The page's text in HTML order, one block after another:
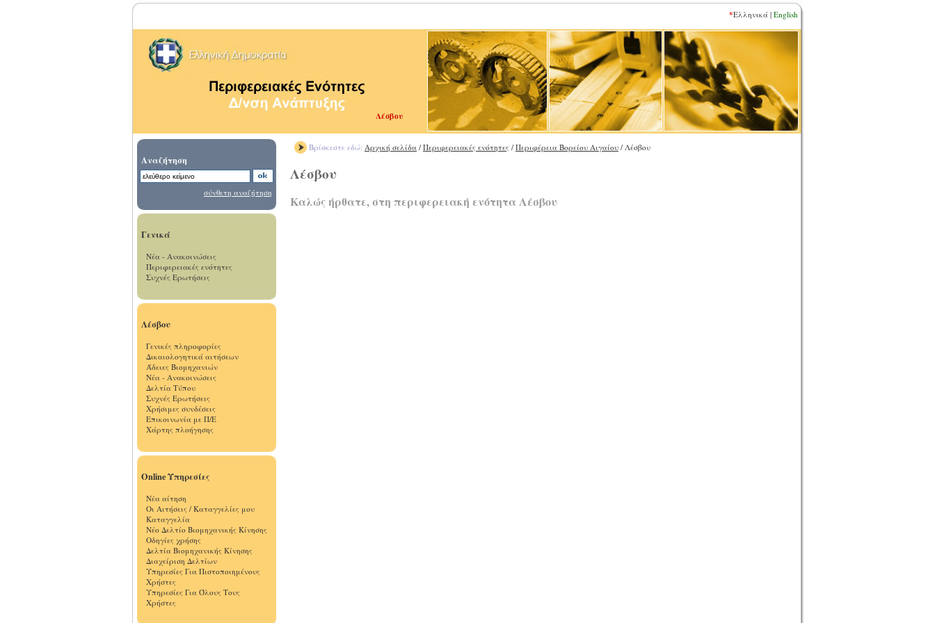
*Ελληνικά | English
Λέσβου
Αναζήτηση
σύνθετη αναζήτηση
Γενικά
Νέα - Ανακοινώσεις
Περιφερειακές ενότητες
Συχνές Ερωτήσεις
Λέσβου
Γενικές πληροφορίες
Δικαιολογητικά αιτήσεων
Άδειες Βιομηχανιών
Νέα - Ανακοινώσεις
Δελτία Τύπου
Συχνές Ερωτήσεις
Χρήσιμες συνδέσεις
Επικοινωνία με Π/Ε
Χάρτης πλοήγησης
Online Υπηρεσίες
Νέα αίτηση
Οι Αιτήσεις / Καταγγελίες μου
Καταγγελία
Νέο Δελτίο Βιομηχανικής Κίνησης
Οδηγίες χρήσης
Δελτία Βιομηχανικής Κίνησης
Διαχείριση Δελτίων
Υπηρεσίες Για Πιστοποιημένους
Χρήστες
Υπηρεσίες Για Όλους Τους
Χρήστες
Βρίσκεστε εδώ: Αρχική σελίδα / Περιφερειακές ενότητες / Περιφέρεια Βορείου Αιγαίου / Λέσβου
Λέσβου
Καλώς ήρθατε, στη περιφερειακή ενότητα Λέσβου